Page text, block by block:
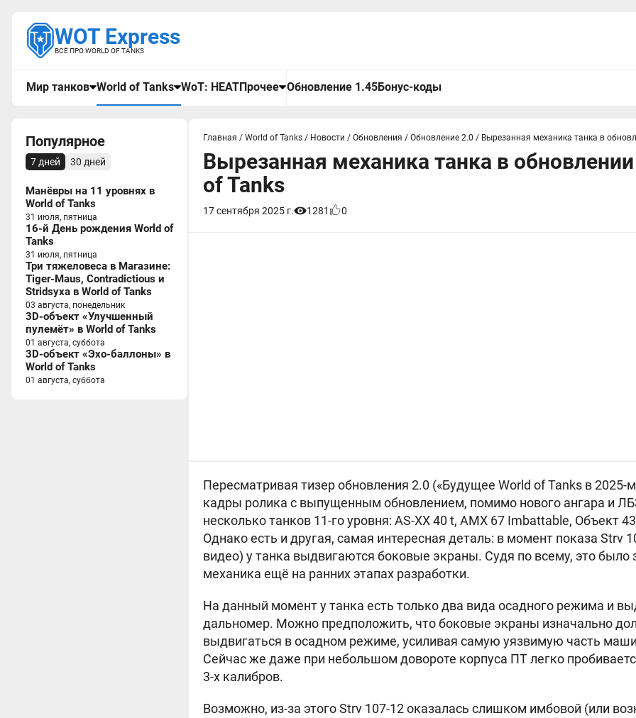
WOT Express
ВСЁ ПРО WORLD OF TANKS
Мир танков World of Tanks WoT: HEATПрочее Обновление 1.45Бонус-коды
Популярное
7 дней 30 дней
Манёвры на 11 уровнях в
World of Tanks
31 июля, пятница
16-й День рождения World of
Tanks
31 июля, пятница
Три тяжеловеса в Магазине:
Tiger-Maus, Contradictious и
Stridsyxa в World of Tanks
03 августа, понедельник
3D-объект «Улучшенный
пулемёт» в World of Tanks
01 августа, суббота
3D-объект «Эхо-баллоны» в
World of Tanks
01 августа, суббота
Главная / World of Tanks / Новости / Обновления / Обновление 2.0 / Вырезанная механика танка в
Вырезанная механика танка в
of Tanks
17 сентября 2025 г. 1281 0
Пересматривая тизер обновления 2.0 («Будущее World of Tanks в 2025-
кадры ролика с выпущенным обновлением, помимо нового ангара и
несколько танков 11-го уровня: AS-XX 40 t, AMX 67 Imbattable, Объект
Однако есть и другая, самая интересная деталь: в момент показа Strv
видео) у танка выдвигаются боковые экраны. Судя по всему, это было
механика ещё на ранних этапах разработки.
На данный момент у танка есть только два вида осадного режима и
дальномер. Можно предположить, что боковые экраны изначально
выдвигаться в осадном режиме, усиливая самую уязвимую часть
Сейчас же даже при небольшом довороте корпуса ПТ легко
3-х калибров.
Возможно, из-за этогоStrv 107-12 оказалась слишком имбовой (или